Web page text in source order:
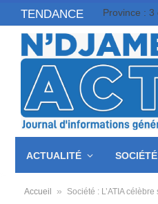
TENDANCE Province : 3
ACTUALITÉ SOCIÉTÉ
Accueil » Société : L’ATIA